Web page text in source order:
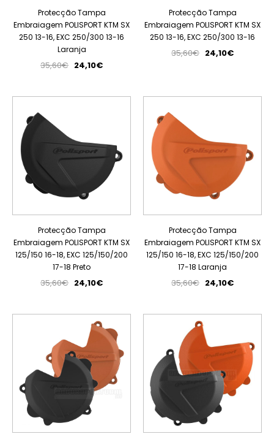
Protecção Tampa
Embraiagem POLISPORT KTM SX
250 13-16, EXC 250/300 13-16
Laranja
35,60€ 24,10€
Protecção Tampa
Embraiagem POLISPORT KTM SX
250 13-16, EXC 250/300 13-16
35,60€ 24,10€
Protecção Tampa
Embraiagem POLISPORT KTM SX
125/150 16-18, EXC 125/150/200
17-18 Preto
35,60€ 24,10€
Protecção Tampa
Embraiagem POLISPORT KTM SX
125/150 16-18, EXC 125/150/200
17-18 Laranja
35,60€ 24,10€
PROMOÇÃO